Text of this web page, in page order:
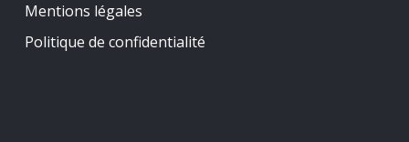
Mentions légales
Politique de confidentialité